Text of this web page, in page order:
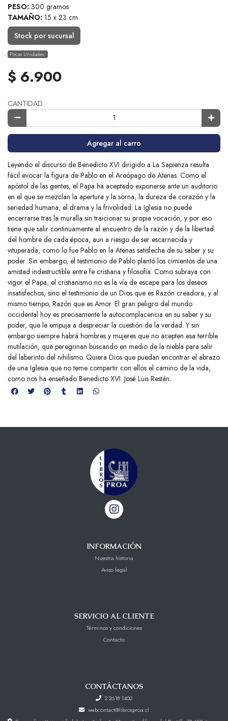
PESO: 300 gramos
TAMAÑO: 15 x 23 cm
Stock por sucursal
Pocas Unidades.
$ 6.900
CANTIDAD
Agregar al carro
Leyendo el discurso de Benedicto XVI dirigido a La Sapienza resulta
fácil evocar la figura de Pablo en el Areópago de Atenas. Como el
apóstol de las gentes, el Papa ha aceptado exponerse ante un auditorio
en el que se mezclan la apertura y la sorna, la dureza de corazón y la
seriedad humana, el drama y la frivolidad. La Iglesia no puede
encerrarse tras la muralla sin traicionar su propia vocación, y por eso
tiene que salir continuamente al encuentro de la razón y de la libertad
del hombre de cada época, aun a riesgo de ser escarnecida y
vituperada, como lo fue Pablo en la Atenas satisfecha de su saber y su
poder. Sin embargo, el testimonio de Pablo plantó los cimientos de una
amistad indestructible entre fe cristiana y filosofía. Como subraya con
vigor el Papa, el cristianismo no es la vía de escape para los deseos
insatisfechos, sino el testimonio de un Dios que es Razón creadora, y al
mismo tiempo, Razón que es Amor. El gran peligro del mundo
occidental hoy es precisamente la autocomplacencia en su saber y su
poder, que le empuja a despreciar la cuestión de la verdad. Y sin
embargo siempre habrá hombres y mujeres que no acepten esa terrible
mutilación, que peregrinan buscando en medio de la niebla para salir
del laberinto del nihilismo. Quiera Dios que puedan encontrar el abrazo
de una Iglesia que no teme compartir con ellos el camino de la vida,
como nos ha enseñado Benedicto XVI. José Luis Restán.
INFORMACIÓN
Nuestra historia
Aviso legal
SERVICIO AL CLIENTE
Términos y condiciones
Contacto
CONTÁCTANOS
2 2618 1402
webcontact@librosproa.cl